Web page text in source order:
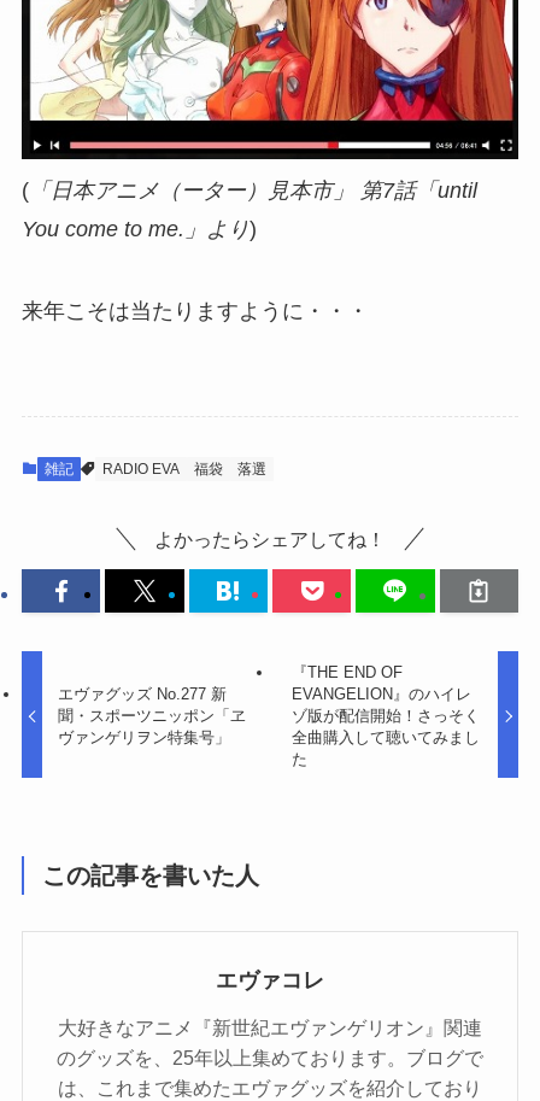
(「日本アニメ（ーター）見本市」 第7話「until
You come to me.」より)
来年こそは当たりますように・・・
雑記 RADIO EVA 福袋 落選
よかったらシェアしてね！
エヴァグッズ No.277 新
聞・スポーツニッポン「ヱ
ヴァンゲリヲン特集号」
『THE END OF
EVANGELION』のハイレ
ゾ版が配信開始！さっそく
全曲購入して聴いてみまし
た
この記事を書いた人
エヴァコレ
大好きなアニメ『新世紀エヴァンゲリオン』関連
のグッズを、25年以上集めております。ブログで
は、これまで集めたエヴァグッズを紹介しており